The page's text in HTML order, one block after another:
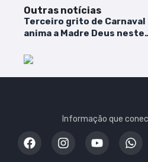
Outras notícias
Terceiro grito de Carnaval
anima a Madre Deus neste
Informação que